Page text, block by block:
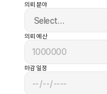
의뢰 분야
의뢰 예산
마감 일정